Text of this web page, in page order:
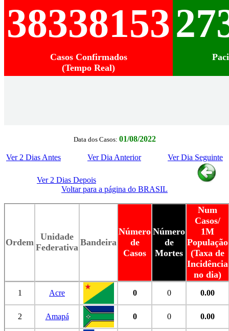
38338153
Casos Confirmados
(Tempo Real)
Data dos Casos: 01/08/2022
Ver 2 Dias Antes Ver Dia Anterior Ver Dia Seguinte
Ver 2 Dias Depois
Voltar para a página do BRASIL
Ordem
Unidade
Federativa Bandeira
Número
de
Casos
Número
de
Mortes
Num
Casos/
1M
População
(Taxa de
Incidência
no dia)
1 Acre 0 0 0.00
2 Amapá 0 0 0.00